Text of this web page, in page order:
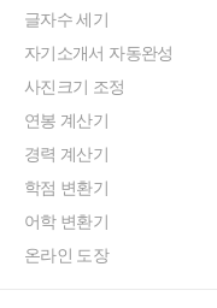
글자수 세기
자기소개서 자동완성
사진크기 조정
연봉 계산기
경력 계산기
학점 변환기
어학 변환기
온라인 도장